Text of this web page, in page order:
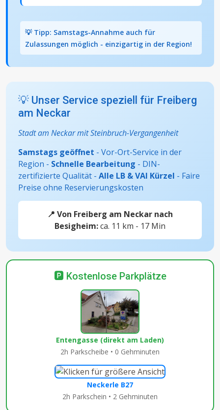
💡 Tipp: Samstags-Annahme auch für
Zulassungen möglich - einzigartig in der Region!
💡 Unser Service speziell für Freiberg
am Neckar
Stadt am Neckar mit Steinbruch-Vergangenheit
Samstags geöffnet - Vor-Ort-Service in der
Region - Schnelle Bearbeitung - DIN-
zertifizierte Qualität - Alle LB & VAI Kürzel - Faire
Preise ohne Reservierungskosten
📍 Von Freiberg am Neckar nach
Besigheim:ca. 11 km - 17 Min
🅿️ Kostenlose Parkplätze
Entengasse (direkt am Laden)
2h Parkscheibe • 0 Gehminuten
Neckerle B27
2h Parkschein • 2 Gehminuten